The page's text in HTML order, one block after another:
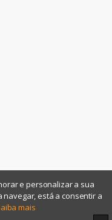
e personalizar a sua
navegar, está a consentir a
mais